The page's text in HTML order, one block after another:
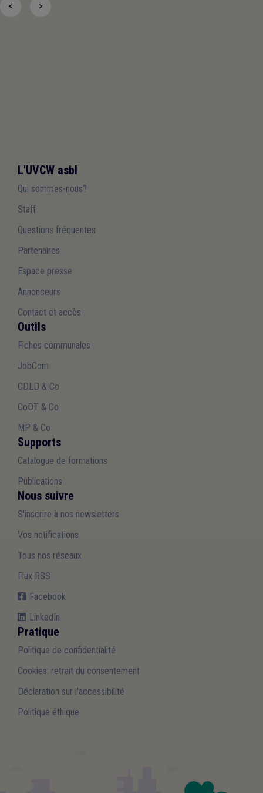
Communes de Wallonie asbl reste pleinement vigilante et
< >
L'UVCW asbl
Qui sommes-nous?
Staff
Questions fréquentes
Partenaires
Espace presse
Annonceurs
Contact et accès
Outils
Fiches communales
JobCom
CDLD & Co
CoDT & Co
MP & Co
Supports
Catalogue de formations
Publications
Nous suivre
S'inscrire à nos newsletters
Vos notifications
Tous nos réseaux
Flux RSS
Facebook
LinkedIn
Pratique
Politique de confidentialité
Cookies: retrait du consentement
Déclaration sur l'accessibilité
Politique éthique